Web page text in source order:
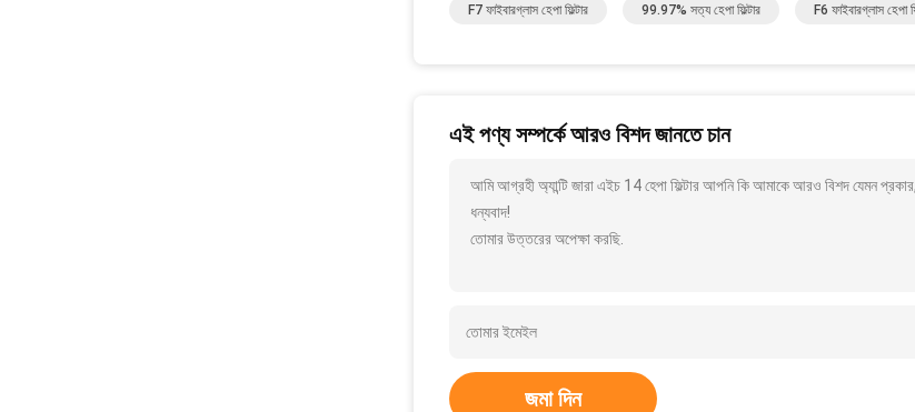
F7 ফাইবারগ্লাস হেপা ফিল্টার 99.97% সত্য হেপা ফিল্টার F6 ফাইবারগ্লাস হেপা
এই পণ্য সম্পর্কে আরও বিশদ জানতে চান
আমি আগ্রহী অ্যান্টি জারা এইচ 14 হেপা ফিল্টার আপনি কি আমাকে আরও বিশদ যেমন
ধন্যবাদ!
তোমার উত্তরের অপেক্ষা করছি.
জমা দিন